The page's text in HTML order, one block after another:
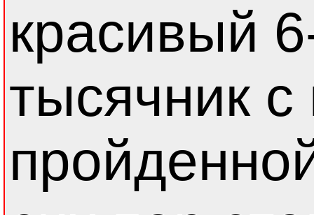
красивый
тысячник с